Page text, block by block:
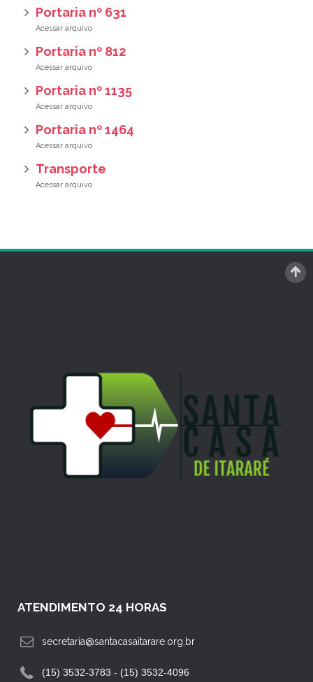
Portaria nº 631
Portaria nº 812
Portaria nº 1135
Portaria nº 1464
Transporte
ATENDIMENTO 24 HORAS
secretaria@santacasaitarare.org.br
(15) 3532-3783 - (15) 3532-4096